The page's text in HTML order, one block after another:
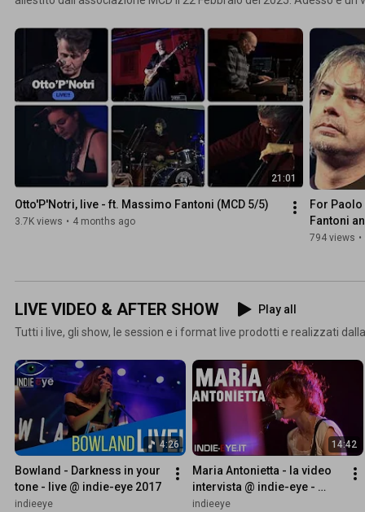
musicisti che si sono alternati sul palco in cinque diversi set. Ogni
scadenza settimanale a partire da lunedì 23 Febbraio 2026 e
significativa nella quasi quarantennale attività musicale del
compositore toscano.
21:01
Otto'P'Notri, live - ft. Massimo Fantoni (MCD 5/5)
3.7K views • 4 months ago
For
Fantoni
794 views •
LIVE VIDEO & AFTER SHOW
Play all
Tutti i live, gli show, le session e i format live prodotti e realizzati
4:26
Bowland - Darkness in your
tone - live @ indie-eye 2017
indieeye
14:42
Maria Antonietta - la video
intervista @ indie-eye -
Chianciano, Festa della
indieeye